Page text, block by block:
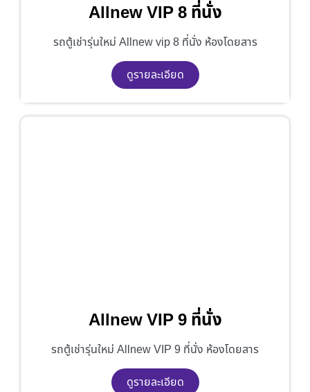
Allnew VIP 8 ที่นั่ง
รถตู้เช่ารุ่นใหม่ Allnew vip 8 ที่นั่ง ห้องโดยสาร
ดูรายละเอียด
Allnew VIP 9 ที่นั่ง
รถตู้เช่ารุ่นใหม่ Allnew VIP 9 ที่นั่ง ห้องโดยสาร
ดูรายละเอียด